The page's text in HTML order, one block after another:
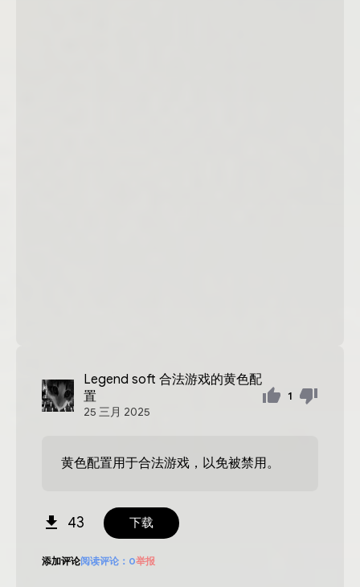
Legend soft 合法游戏的黄色配
置
25 三月 2025
1
黄色配置用于合法游戏，以免被禁用。
43 下载
添加评论阅读评论： 0举报